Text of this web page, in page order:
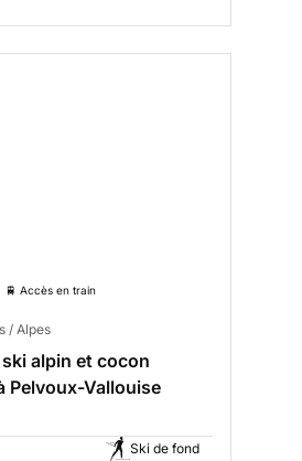
🚆 Accès en train
/ Alpes
alpin et cocon
Pelvoux-Vallouise
Ski de fond